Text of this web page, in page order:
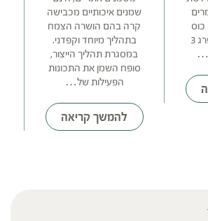
אגוזי מלך 2 כפות פרג 3
שמנים איכותיים מכבישה
קרה בהם הושרה הצמח
בתהליך מיוחד וקפדני.
במסגרת תהליך הייצור,
סופח השמן את התכונות
הפעילות של…
להמשך קריאה